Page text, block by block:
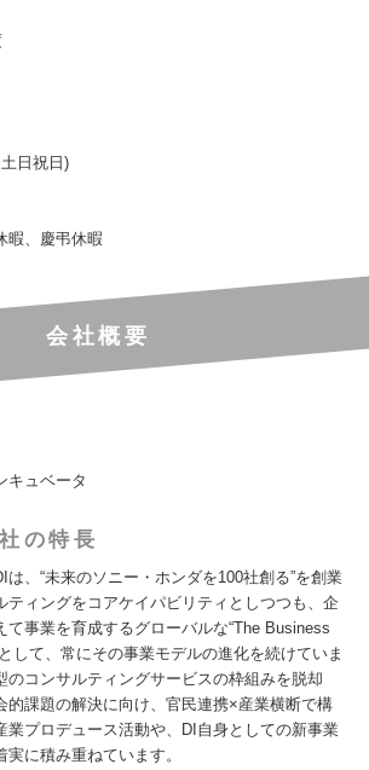
日祝日)
暇、慶弔休暇
会社概要
キュベータ
の特長
、“未来のソニー・ホンダを100社創る”を創業
ティングをコアケイパビリティとしつつも、企
て事業を育成するグローバルな“The Business
して、常にその事業モデルの進化を続けていま
のコンサルティングサービスの枠組みを脱却
的課題の解決に向け、官民連携×産業横断で構
業プロデュース活動や、DI自身としての新事業
に積み重ねています。